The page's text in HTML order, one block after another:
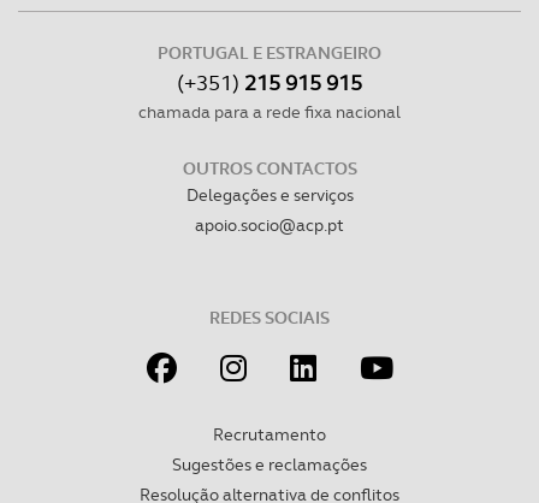
PORTUGAL E ESTRANGEIRO
(+351) 215 915 915
chamada para a rede fixa nacional
OUTROS CONTACTOS
Delegações e serviços
apoio.socio@acp.pt
REDES SOCIAIS
Recrutamento
Sugestões e reclamações
Resolução alternativa de conflitos